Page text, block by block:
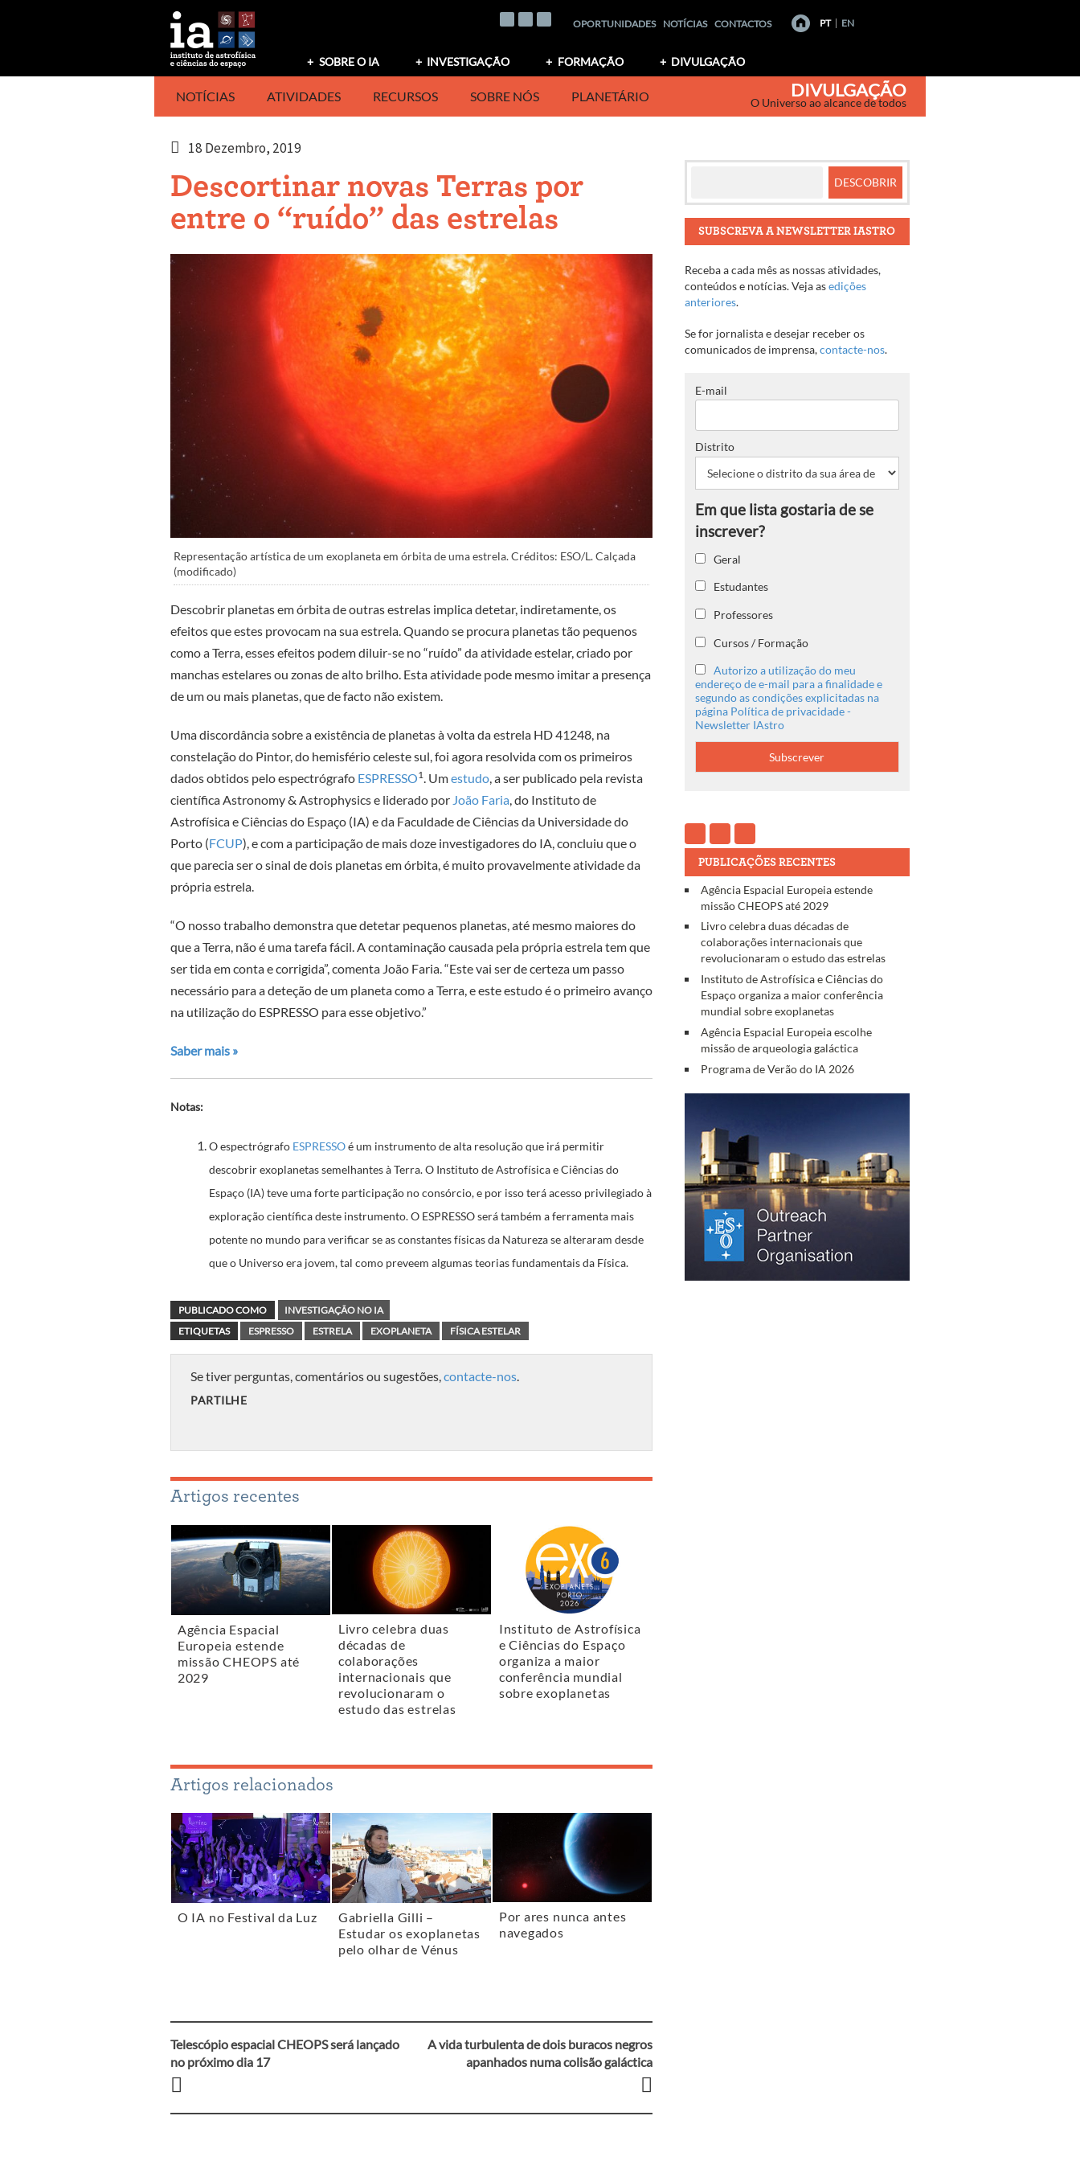
OPORTUNIDADES NOTÍCIAS CONTACTOS PT EN
SOBRE O IA INVESTIGAÇÃO FORMAÇÃO DIVULGAÇÃO
NOTÍCIAS ATIVIDADES RECURSOS SOBRE NÓS PLANETÁRIO DIVULGAÇÃO
O Universo ao alcance de todos
18 Dezembro, 2019
Descortinar novas Terras por
entre o “ruído” das estrelas
Representação artística de um exoplaneta em órbita de uma estrela. Créditos: ESO/L. Calçada
(modificado)
Descobrir planetas em órbita de outras estrelas implica detetar, indiretamente, os
efeitos que estes provocam na sua estrela. Quando se procura planetas tão pequenos
como a Terra, esses efeitos podem diluir-se no “ruído” da atividade estelar, criado por
manchas estelares ou zonas de alto brilho. Esta atividade pode mesmo imitar a presença
de um ou mais planetas, que de facto não existem.
Uma discordância sobre a existência de planetas à volta da estrela HD 41248, na
constelação do Pintor, do hemisfério celeste sul, foi agora resolvida com os primeiros
dados obtidos pelo espectrógrafo ESPRESSO1. Umestudo, a ser publicado pela revista
científica Astronomy & Astrophysics e liderado por João Faria, do Instituto de
Astrofísica e Ciências do Espaço (IA) e da Faculdade de Ciências da Universidade do
Porto (FCUP), e com a participação de mais doze investigadores do IA, concluiu que o
que parecia ser o sinal de dois planetas em órbita, é muito provavelmente atividade da
própria estrela.
“O nosso trabalho demonstra que detetar pequenos planetas, até mesmo maiores do
que a Terra, não é uma tarefa fácil. A contaminação causada pela própria estrela tem que
ser tida em conta e corrigida”, comenta João Faria. “Este vai ser de certeza um passo
necessário para a deteção de um planeta como a Terra, e este estudo é o primeiro avanço
na utilização do ESPRESSO para esse objetivo.”
Saber mais »
Notas:
O espectrógrafo ESPRESSOé um instrumento de alta resolução que irá permitir
descobrir exoplanetas semelhantes à Terra. O Instituto de Astrofísica e Ciências do
Espaço (IA) teve uma forte participação no consórcio, e por isso terá acesso privilegiado à
exploração científica deste instrumento. O ESPRESSO será também a ferramenta mais
potente no mundo para verificar se as constantes físicas da Natureza se alteraram desde
que o Universo era jovem, tal como preveem algumas teorias fundamentais da Física.
PUBLICADO COMO
INVESTIGAÇÃO NO IA
ETIQUETAS
ESPRESSO ESTRELA EXOPLANETA FÍSICA ESTELAR
Se tiver perguntas, comentários ou sugestões, contacte-nos
PARTILHE
Artigos recentes
Agência Espacial
Europeia estende
missão CHEOPS até
2029
Livro celebra duas
décadas de
colaborações
internacionais que
revolucionaram o
estudo das estrelas
Instituto de Astrofísica
e Ciências do Espaço
organiza a maior
conferência mundial
sobre exoplanetas
Artigos relacionados
O IA no Festival da Luz
Gabriella Gilli –
Estudar os exoplanetas
pelo olhar de Vénus
Por ares nunca antes
navegados
Navegação
entre
artigos
Telescópio espacial CHEOPS será lançado
no próximo dia 17
A vida turbulenta de dois buracos negros
apanhados numa colisão galáctica
SUBSCREVA A NEWSLETTER IASTRO
Receba a cada mês as nossas atividades,
conteúdos e notícias. Veja asedições
anteriores.
Se for jornalista e desejar receber os
comunicados de imprensa,contacte-nos.
E-mail
Distrito
Geral
Estudantes
Professores
Cursos / Formação
Autorizo a utilização do meu
endereço de e-mail para a finalidade e
segundo as condições explicitadas na
página Política de privacidade -
Newsletter IAstro
PUBLICAÇÕES RECENTES
Agência Espacial Europeia estende
missão CHEOPS até 2029
Livro celebra duas décadas de
colaborações internacionais que
revolucionaram o estudo das estrelas
Instituto de Astrofísica e Ciências do
Espaço organiza a maior conferência
mundial sobre exoplanetas
Agência Espacial Europeia escolhe
missão de arqueologia galáctica
Programa de Verão do IA 2026